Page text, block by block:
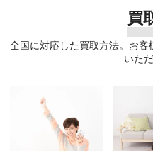
買
全国に対応した買取方法。お
いた